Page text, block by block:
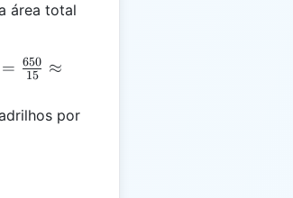
área total
=
43.33 \,
m²}
= 15
650 ≈
por